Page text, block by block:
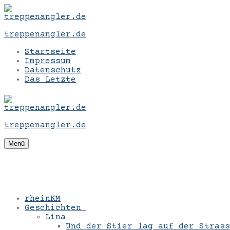
Zum
Inhalt
Menü
Schließen
treppenangler.de
Startseite
Impressum
Datenschutz
Das Letzte
treppenangler.de
Menü
rheinKM
Geschichten
Lina
Und der Stier lag auf der